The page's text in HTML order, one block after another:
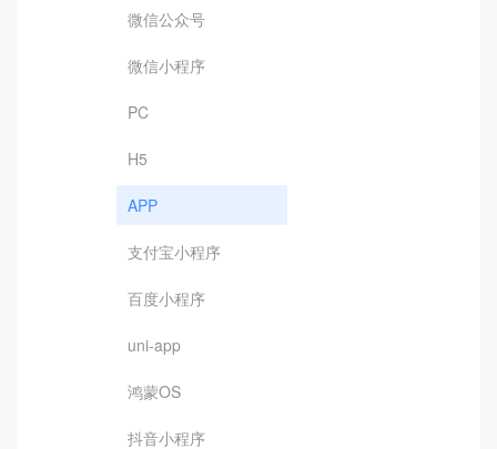
微信公众号
微信小程序
PC
H5
APP
支付宝小程序
百度小程序
uni-app
鸿蒙OS
抖音小程序